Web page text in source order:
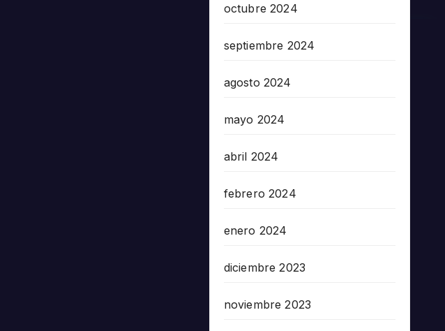
octubre 2024
septiembre 2024
agosto 2024
mayo 2024
abril 2024
febrero 2024
enero 2024
diciembre 2023
noviembre 2023